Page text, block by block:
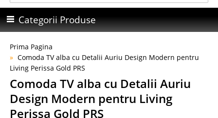
Categorii Produse
Prima Pagina
Comoda TV alba cu Detalii Auriu Design Modern pentru
Living Perissa Gold PRS
Comoda TV alba cu Detalii Auriu
Design Modern pentru Living
Perissa Gold PRS